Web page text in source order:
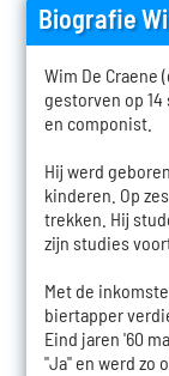
Biografie
Wim De Craene
gestorven op
en componist.
Hij werd
kinderen. Op
trekken. Hij
zijn studies
Met de
biertapper
Eind jaren '60
"Ja" en werd zo